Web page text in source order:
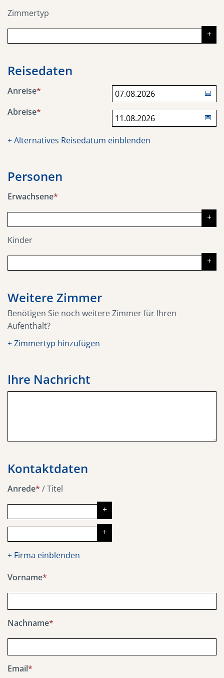
Zimmertyp
Reisedaten
Anreise*
Abreise*
+ Alternatives Reisedatum einblenden
Personen
Erwachsene*
Kinder
Weitere Zimmer
Benötigen Sie noch weitere Zimmer für Ihren
Aufenthalt?
+ Zimmertyp hinzufügen
Ihre Nachricht
Kontaktdaten
Anrede* /Titel
+ Firma einblenden
Vorname*
Nachname*
Email*